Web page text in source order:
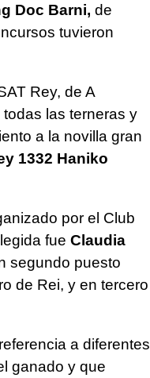
Doc Barni, de
tuvieron
Rey, de A
las terneras y
a la novilla gran
1332 Haniko
por el Club
fue Claudia
segundo puesto
de Rei, y en tercero
a diferentes
ganado y que